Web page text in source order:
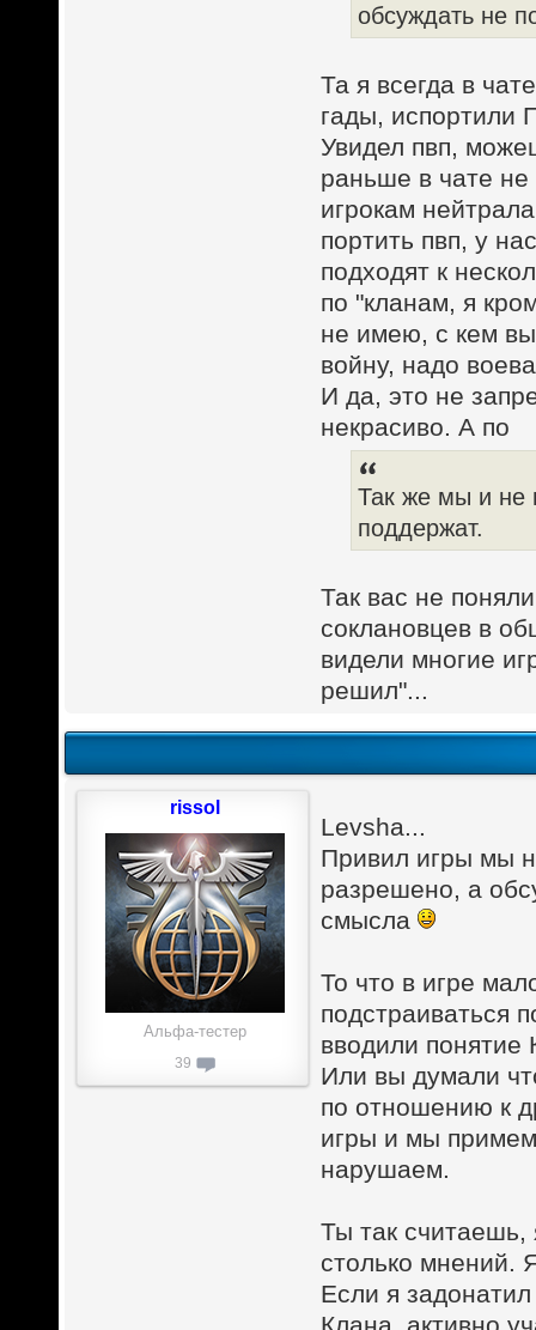
обсуждать не
Та я всегда в
гады, испортили
Увидел пвп,
раньше в чате
игрокам
портить пвп, у
подходят к
по "кланам, я
не имею, с кем
войну, надо
И да, это не
некрасиво. А по
Так же мы и не
поддержат.
Так вас не
соклановцев в
видели многие
решил"...
Levsha...
Привил игры мы
разрешено, а
смысла
То что в игре
подстраиваться
вводили
Или вы думали
по отношению к
игры и мы
нарушаем.
Ты так считаешь,
столько мнений.
Если я
rissol
Альфа-тестер
39